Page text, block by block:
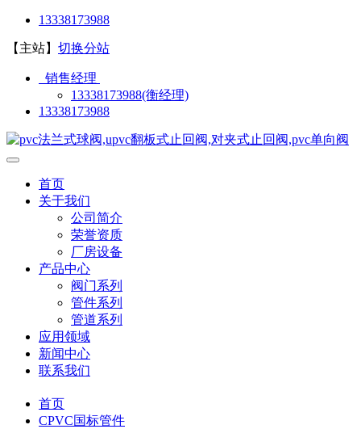
13338173988
【主站】 切换分站
销售经理
13338173988(衡经理)
13338173988
首页
关于我们
公司简介
荣誉资质
厂房设备
产品中心
阀门系列
管件系列
管道系列
应用领域
新闻中心
联系我们
首页
CPVC国标管件